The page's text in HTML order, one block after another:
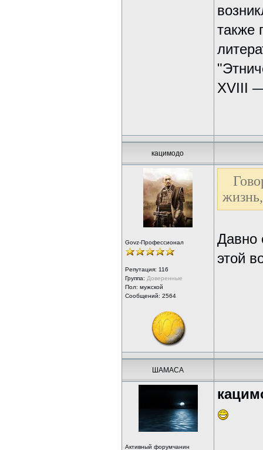
также
XVIII
кацимодо
Govz-Профессионал
Репутация: 116
Группа: Доверенные
Пол: мужской
Сообщений: 2564
жизнь,
Давно
этой
ШАМАСА
Активный форумчанин